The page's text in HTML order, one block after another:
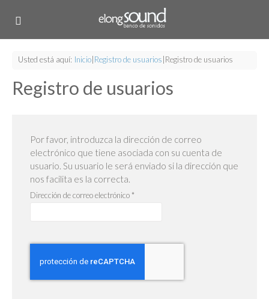
Usted está aquí: Inicio Registro de usuarios Registro de usuarios
Registro de usuarios
Por favor, introduzca la dirección de correo
electrónico que tiene asociada con su cuenta de
usuario. Su usuario le será enviado si la dirección que
nos facilita es la correcta.
Dirección de correo electrónico *